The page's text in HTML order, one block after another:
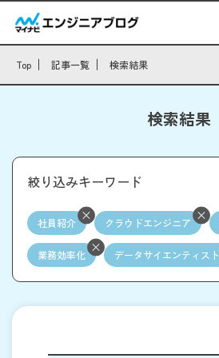
Top 記事一覧 検索結果
検索結果
絞り込みキーワード
社員紹介 クラウドエンジニア
業務効率化 データサイエンティスト